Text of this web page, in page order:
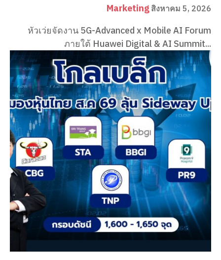
Marketingสิงหาคม 5, 2026
หัวเว่ยจัดงาน 5G-Advanced x Mobile AI Forum
ภายใต้ Huawei Digital & AI Summit...